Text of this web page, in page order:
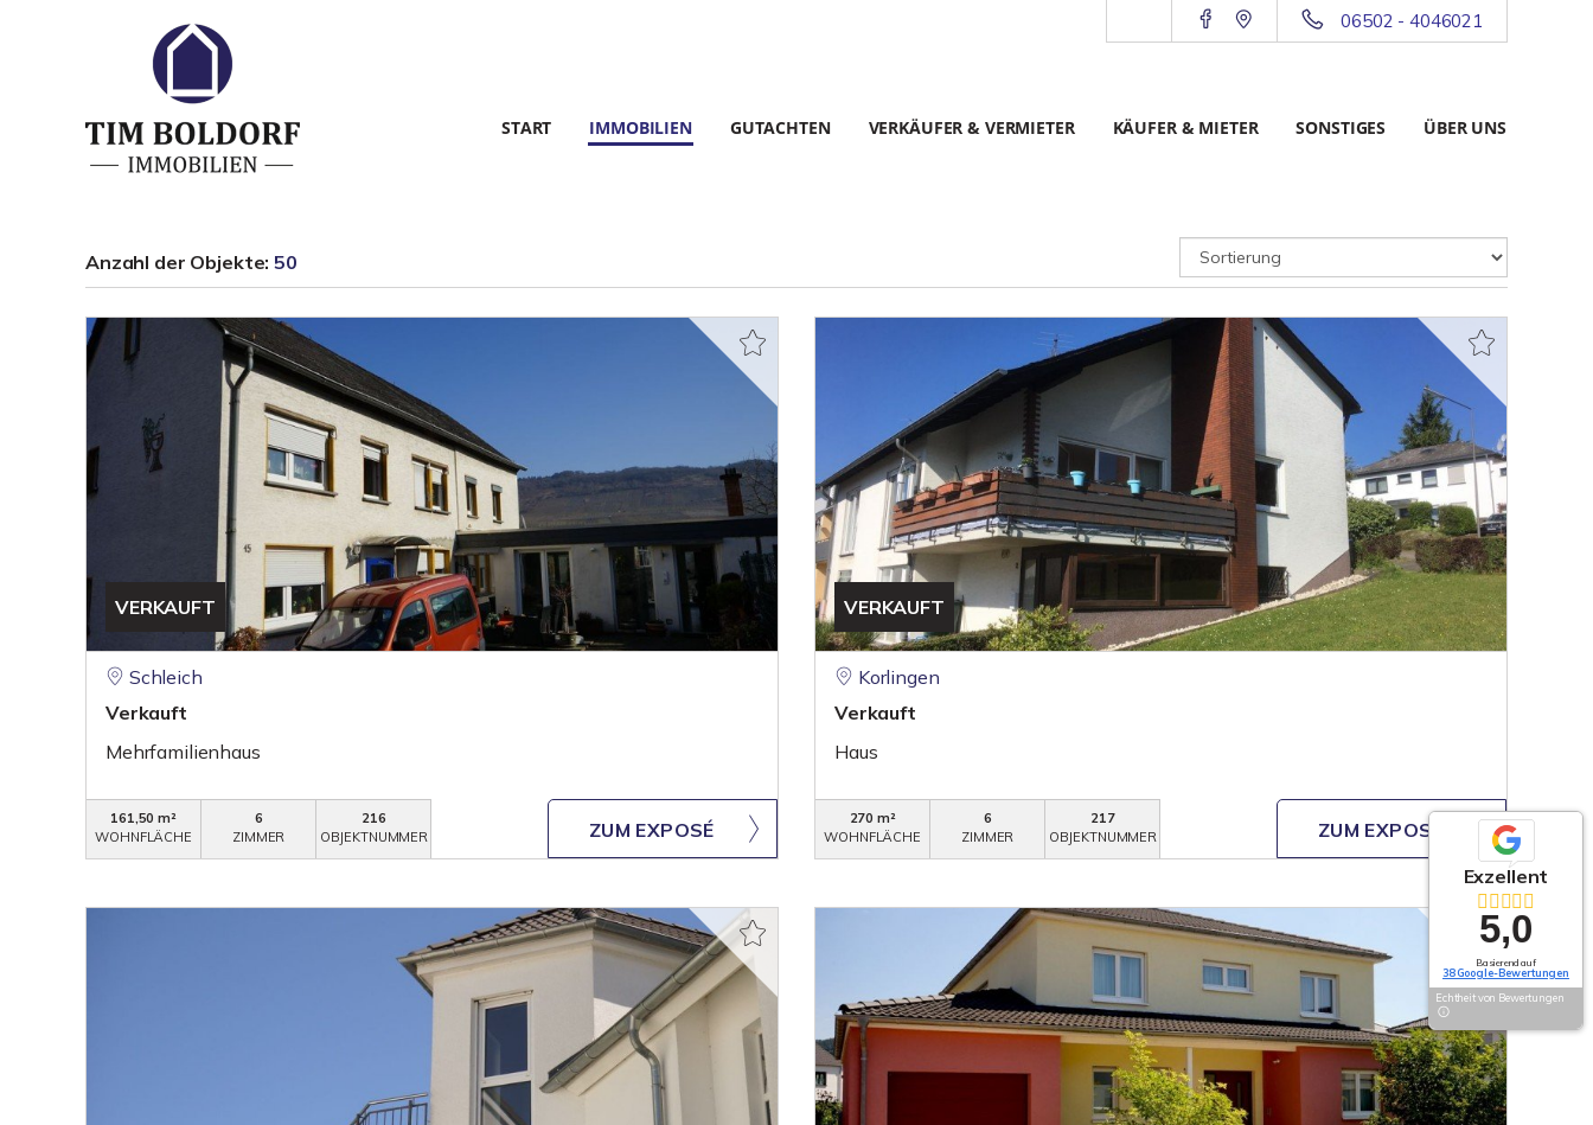
06502 - 4046021
START IMMOBILIEN GUTACHTEN VERKÄUFER & VERMIETER KÄUFER & MIETER SONSTIGES ÜBER UNS
Anzahl der Objekte:50
VERKAUFT
Schleich
Verkauft
Mehrfamilienhaus
161,50 m²
WOHNFLÄCHE
6
ZIMMER
216
OBJEKTNUMMER
ZUM EXPOSÉ
VERKAUFT
Korlingen
Verkauft
Haus
270 m²
WOHNFLÄCHE
6
ZIMMER
217
OBJEKTNUMMER
ZUM EXPOSÉ
Exzellent
5,0
Basierend auf
38 Google-Bewertungen
Echtheit von Bewertungen